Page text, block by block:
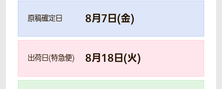
原稿確定日 8月7日(金)
出荷日(特急便) 8月18日(火)